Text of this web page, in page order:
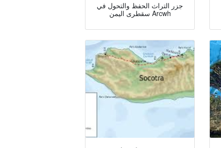
جزر التراث الحفظ والتحول في
سقطرى اليمن Arcwh